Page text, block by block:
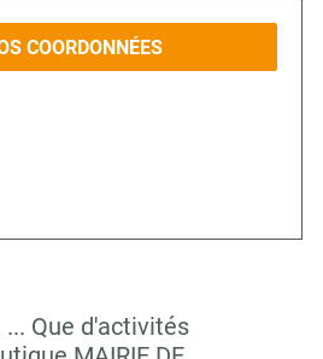
COORDONNÉES
Que d'activités